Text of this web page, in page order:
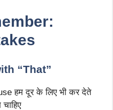
“That”
हम दूर के लिए भी कर देते